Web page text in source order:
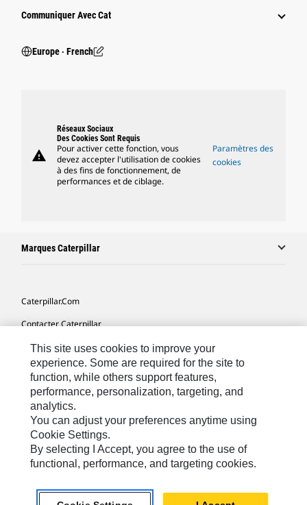
Communiquer Avec Cat
Europe ‧ French
warning
Réseaux Sociaux
Des Cookies Sont Requis
Pour activer cette fonction, vous
devez accepter l'utilisation de cookies
à des fins de fonctionnement, de
performances et de ciblage.
Paramètres des
cookies
Marques Caterpillar
Caterpillar.com
Contacter Caterpillar
Mes Préférences Marketing
Plan Du Site
Cookie Settings
Légales
Confidentialité
Europe - Français© 2026 Caterpillar. Tous droits réservés.
This site uses cookies to improve your
experience. Some are required for the site to
function, while others support features,
performance, personalization, targeting, and
analytics.
You can adjust your preferences anytime using
Cookie Settings.
By selecting I Accept, you agree to the use of
functional, performance, and targeting cookies.